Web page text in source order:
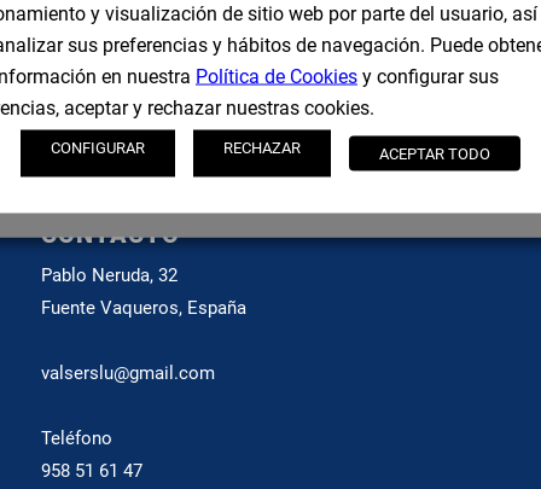
AUTOHORMIGONERAS Y
DUMPERS HORMIGONERA
CONTACTO
Pablo Neruda, 32
Fuente Vaqueros, España
valserslu@gmail.com
Teléfono
958 51 61 47
y visualización de sitio web por parte del usuario,
sus preferencias y hábitos de navegación. Puede
en nuestra Política de Cookies y configurar sus
aceptar y rechazar nuestras cookies.
CONFIGURAR RECHAZAR ACEPTAR TODO